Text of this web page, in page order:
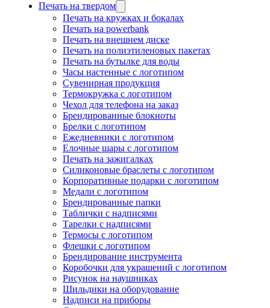
Печать на твердом
Печать на кружках и бокалах
Печать на powerbank
Печать на внешнем диске
Печать на полиэтиленовых пакетах
Печать на бутылке для воды
Часы настенные с логотипом
Сувенирная продукция
Термокружка с логотипом
Чехол для телефона на заказ
Брендированные блокноты
Брелки с логотипом
Ежедневники с логотипом
Елочные шары с логотипом
Печать на зажигалках
Силиконовые браслеты с логотипом
Корпоративные подарки с логотипом
Медали с логотипом
Брендированные папки
Таблички с надписями
Тарелки с надписями
Термосы с логотипом
Флешки с логотипом
Брендирование инструмента
Коробочки для украшений с логотипом
Рисунок на наушниках
Шильдики на оборудование
Надписи на приборы